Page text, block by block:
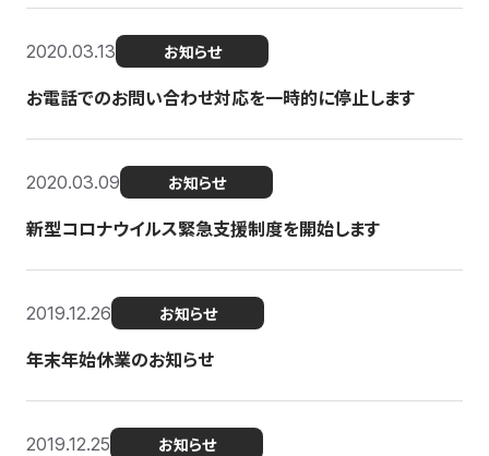
2020.03.13 お知らせ
お電話でのお問い合わせ対応を一時的に停止します
2020.03.09 お知らせ
新型コロナウイルス緊急支援制度を開始します
2019.12.26 お知らせ
年末年始休業のお知らせ
2019.12.25 お知らせ